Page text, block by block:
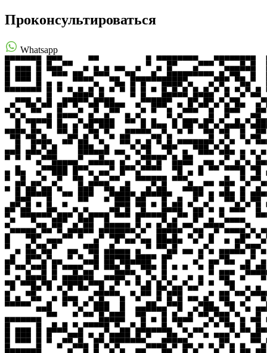
Проконсультироваться
Whatsapp